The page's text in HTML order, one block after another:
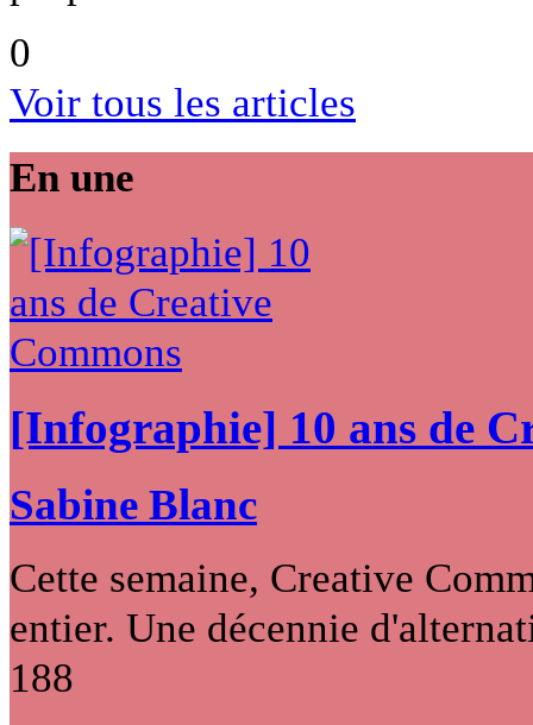
0
Voir tous les articles
En une
[Infographie] 10 ans de
Sabine Blanc
Cette semaine, Creative
entier. Une décennie
188